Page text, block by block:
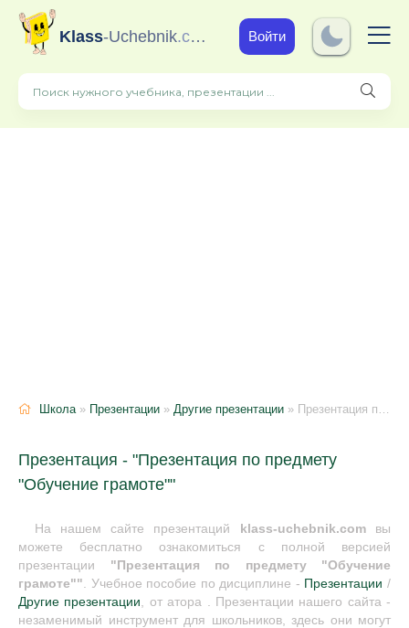
Klass-Uchebnik.com Войти
Школа» Презентации » Другие презентации » Презентация по предмету "Обучение грамоте"
Презентация - "Презентация по предмету
"Обучение грамоте""
На нашем сайте презентаций klass-uchebnik.comвы
можете бесплатно ознакомиться с полной версией
презентации "Презентация по предмету "Обучение
грамоте"". Учебное пособие по дисциплине - Презентации /
Другие презентации, от атора . Презентации нашего сайта -
незаменимый инструмент для школьников, здесь они могут